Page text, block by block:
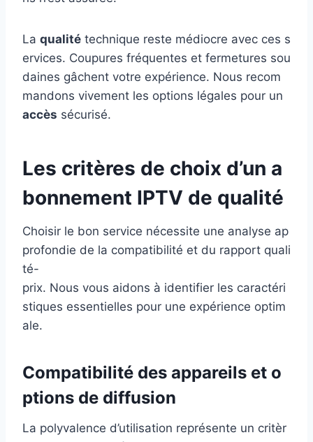
La qualité technique reste médiocre avec ces s
ervices. Coupures fréquentes et fermetures sou
daines gâchent votre expérience. Nous recom
mandons vivement les options légales pour un
accès sécurisé.
Les critères de choix d’un a
bonnement IPTV de qualité
Choisir le bon service nécessite une analyse ap
profondie de la compatibilité et du rapport quali
té-
prix. Nous vous aidons à identifier les caractéri
stiques essentielles pour une expérience optim
ale.
Compatibilité des appareils et o
ptions de diffusion
La polyvalence d’utilisation représente un critèr